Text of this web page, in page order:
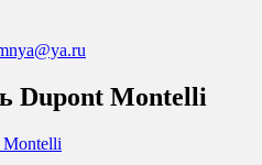
Dupont Montelli